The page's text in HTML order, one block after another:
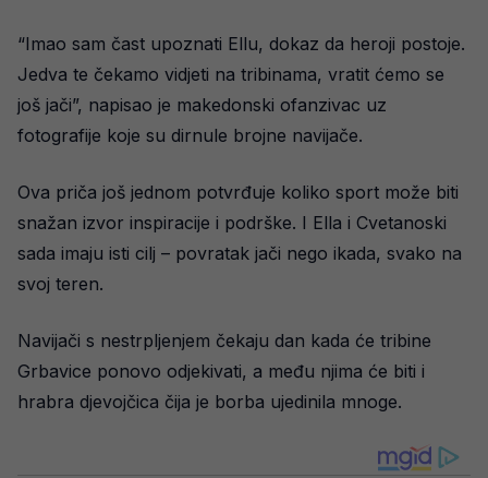
“Imao sam čast upoznati Ellu, dokaz da heroji postoje.
Jedva te čekamo vidjeti na tribinama, vratit ćemo se
još jači”, napisao je makedonski ofanzivac uz
fotografije koje su dirnule brojne navijače.
Ova priča još jednom potvrđuje koliko sport može biti
snažan izvor inspiracije i podrške. I Ella i Cvetanoski
sada imaju isti cilj – povratak jači nego ikada, svako na
svoj teren.
Navijači s nestrpljenjem čekaju dan kada će tribine
Grbavice ponovo odjekivati, a među njima će biti i
hrabra djevojčica čija je borba ujedinila mnoge.